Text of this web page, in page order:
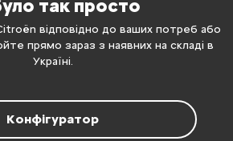
так просто
відповідно до ваших потреб або
прямо зараз з наявних на складі в
Україні.
Конфігуратор